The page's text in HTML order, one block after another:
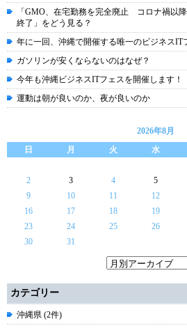
「GMO、在宅勤務を完全廃止 コロナ禍以
終了」をどう見る？
年に一回、沖縄で開催する唯一のビジネスIT
ガソリンが安くならないのはなぜ？
今年も沖縄ビジネスITフェスを開催します！
運動は朝が良いのか、夜が良いのか
2026年8月
日
月 火 水
2
3 4 5
9
10 11 12
16
17 18 19
23
24 25 26
30
31
カテゴリー
沖縄県 (2件)